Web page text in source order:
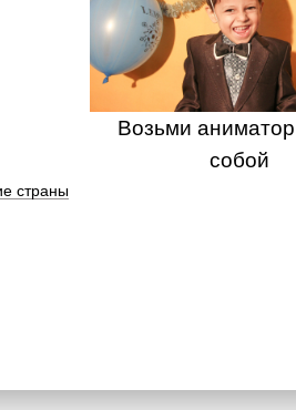
страны
Возьми аниматор
собой